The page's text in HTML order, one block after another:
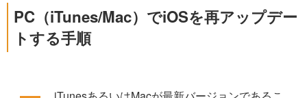
PC（iTunes/Mac）でiOSを再アップデー
トする手順